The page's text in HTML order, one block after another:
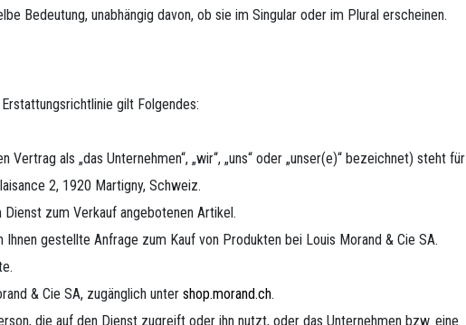
Bedeutung, unabhängig davon, ob sie im Singular oder im Plural erscheinen.
gilt Folgendes:
Vertrag als „das Unternehmen“, „wir“, „uns“ oder „unser(e)“ bezeichnet) steht für
2, 1920 Martigny, Schweiz.​
zum Verkauf angebotenen Artikel.
Ihnen gestellte Anfrage zum Kauf von Produkten bei Louis Morand & Cie SA.
& Cie SA, zugänglich unter​ shop.morand.ch.
die auf den Dienst zugreift oder ihn nutzt, oder das Unternehmen bzw. eine